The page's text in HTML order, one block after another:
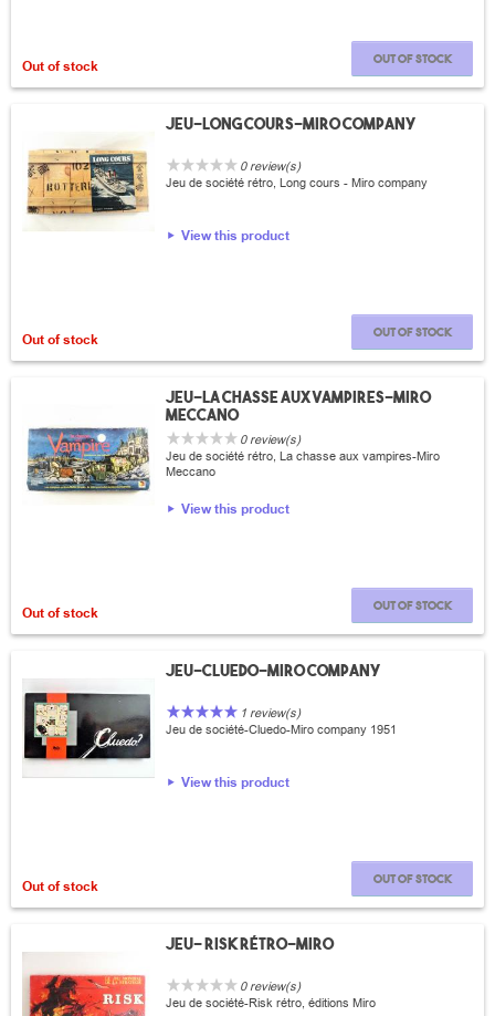
Out of stock Out of stock
Jeu-Long cours-Miro company
0 review(s)
Jeu de société rétro, Long cours - Miro company
View this product
Out of stock Out of stock
Jeu-La chasse aux vampires-Miro
meccano
0 review(s)
Jeu de société rétro, La chasse aux vampires-Miro
Meccano
View this product
Out of stock Out of stock
Jeu-Cluedo-Miro company
1 review(s)
Jeu de société-Cluedo-Miro company 1951
View this product
Out of stock Out of stock
Jeu- Risk Rétro-Miro
0 review(s)
Jeu de société-Risk rétro, éditions Miro